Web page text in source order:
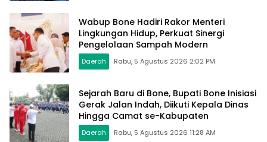
Wabup Bone Hadiri Rakor Menteri
Lingkungan Hidup, Perkuat Sinergi
Pengelolaan Sampah Modern
Daerah Rabu, 5 Agustus 2026 2:02 PM
Sejarah Baru di Bone, Bupati Bone Inisiasi
Gerak Jalan Indah, Diikuti Kepala Dinas
Hingga Camat se-Kabupaten
Daerah Rabu, 5 Agustus 2026 11:28 AM